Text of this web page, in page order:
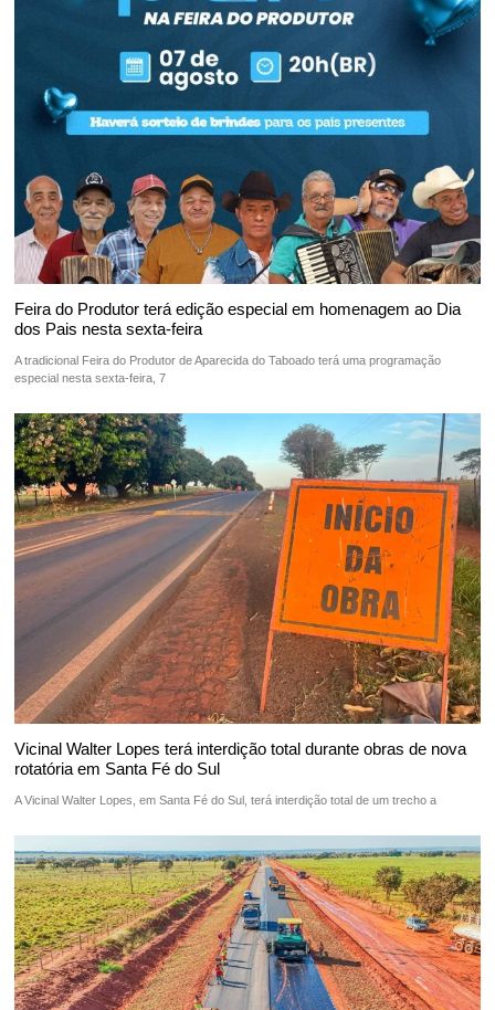
Feira do Produtor terá edição especial em homenagem ao Dia
dos Pais nesta sexta-feira
A tradicional Feira do Produtor de Aparecida do Taboado terá uma programação
especial nesta sexta-feira, 7
Vicinal Walter Lopes terá interdição total durante obras de nova
rotatória em Santa Fé do Sul
A Vicinal Walter Lopes, em Santa Fé do Sul, terá interdição total de um trecho a